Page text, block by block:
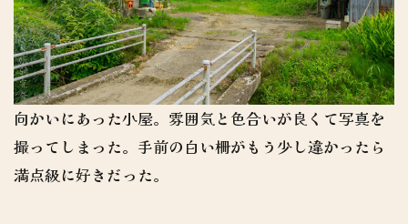
向かいにあった小屋。雰囲気と色合いが良くて写真を
撮ってしまった。手前の白い柵がもう少し違かったら
満点級に好きだった。